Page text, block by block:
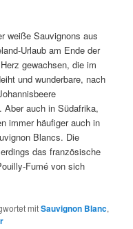
weiße Sauvignons aus
Urlaub am Ende der
gewachsen, die im
und wunderbare, nach
Aber auch in Südafrika,
immer häufiger auch in
Blancs. Die
das französische
Fumé von sich
mitSauvignon Blanc,